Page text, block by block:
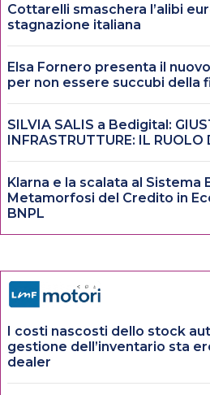
Cottarelli smaschera l’alibi
stagnazione italiana
Elsa Fornero presenta il
per non essere succubi della
SILVIA SALIS a Bedigital:
INFRASTRUTTURE: IL RUOLO
Klarna e la scalata al Sistema
Metamorfosi del Credito in
BNPL
I costi nascosti dello stock
gestione dell’inventario sta
dealer